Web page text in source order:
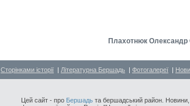
Плахотнюк Олександр
Сторінками історії | Літературна Бершадь | Фотогалереї |
Цей сайт - про Бершадь та бершадський район. Новини,